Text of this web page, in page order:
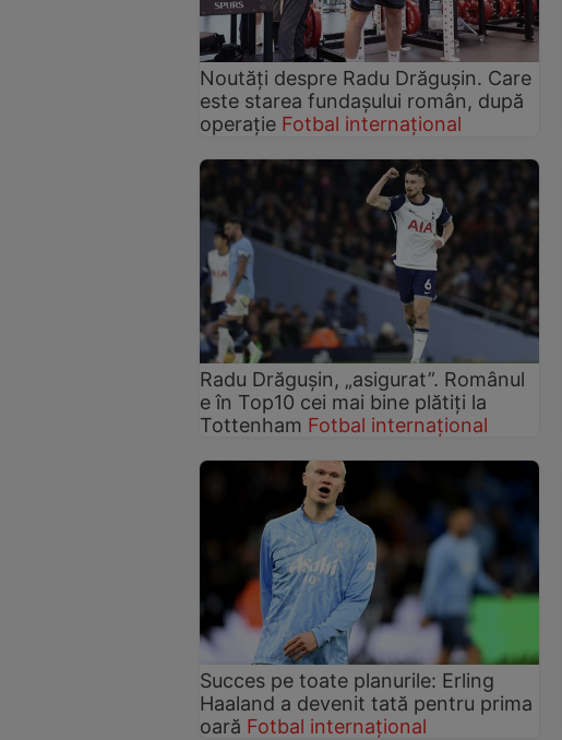
Noutăți despre Radu Drăgușin. Care
este starea fundașului român, după
operație Fotbal internațional
Radu Drăgușin, „asigurat”. Românul
e în Top10 cei mai bine plătiți la
Tottenham Fotbal internațional
Succes pe toate planurile: Erling
Haaland a devenit tată pentru prima
oară Fotbal internațional